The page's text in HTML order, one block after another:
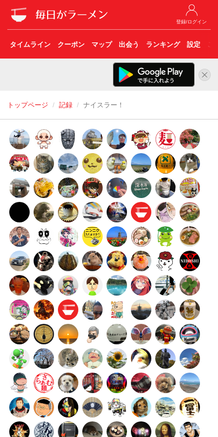
登録/ログイン
タイムライン クーポン マップ 出会う ランキング 設定 こ
トップページ 記録 ナイスラー！